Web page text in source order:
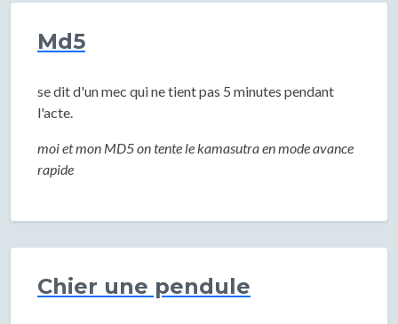
Md5
se dit d'un mec qui ne tient pas 5 minutes pendant
l'acte.
moi et mon MD5 on tente le kamasutra en mode avance
rapide
Chier une pendule